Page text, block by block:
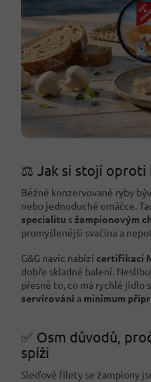
⚖️ Jak si stojí oproti
Běžné konzervované ryby
nebo jednoduché omáčce.
specialitu sžampionovým
promyšlenější svačina a
G&G navíc nabízí certifikaci
dobře skladné balení.
přesně to, co má rychlé jídlo
servírování a minimum
✅ Osm důvodů,
spíži
Sleďové filety se žampiony